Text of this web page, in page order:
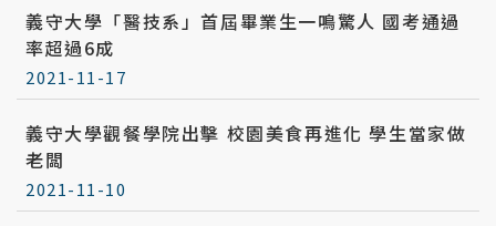
義守大學「醫技系」首屆畢業生一鳴驚人 國考通過
率超過6成
2021-11-17
義守大學觀餐學院出擊 校園美食再進化 學生當家做
老闆
2021-11-10